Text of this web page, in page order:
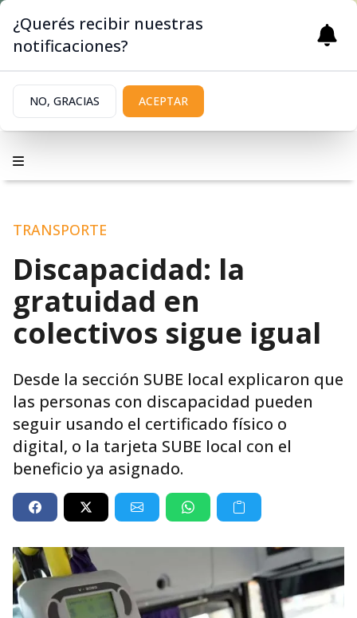
TRANSPORTE
Discapacidad: la
gratuidad en
colectivos sigue igual
Desde la sección SUBE local explicaron que
las personas con discapacidad pueden
seguir usando el certificado físico o
digital, o la tarjeta SUBE local con el
beneficio ya asignado.
¿Querés recibir nuestras
notificaciones?
NO, GRACIAS ACEPTAR